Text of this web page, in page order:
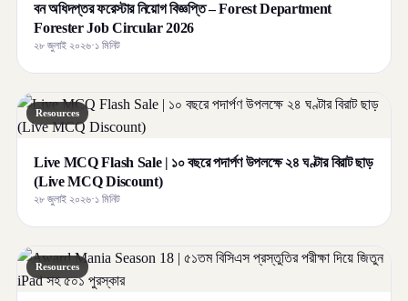
বন অধিদপ্তর ফরেস্টার নিয়োগ বিজ্ঞপ্তি – Forest Department
Forester Job Circular 2026
২৮ জুলাই ২০২৬·১ মিনিট
Resources
Live MCQ Flash Sale | ১০ বছরে পদার্পণ উপলক্ষে ২৪ ঘণ্টার বিরাট ছাড়
(Live MCQ Discount)
২৮ জুলাই ২০২৬·১ মিনিট
Resources